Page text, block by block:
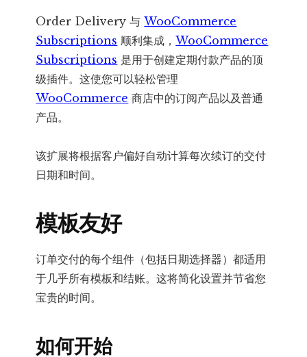
Order Delivery 与WooCommerce
Subscriptions 顺利集成，WooCommerce
Subscriptions 是用于创建定期付款产品的顶
级插件。这使您可以轻松管理
WooCommerce 商店中的订阅产品以及普通
产品。
该扩展将根据客户偏好自动计算每次续订的交付
日期和时间。
模板友好
订单交付的每个组件（包括日期选择器）都适用
于几乎所有模板和结账。这将简化设置并节省您
宝贵的时间。
如何开始